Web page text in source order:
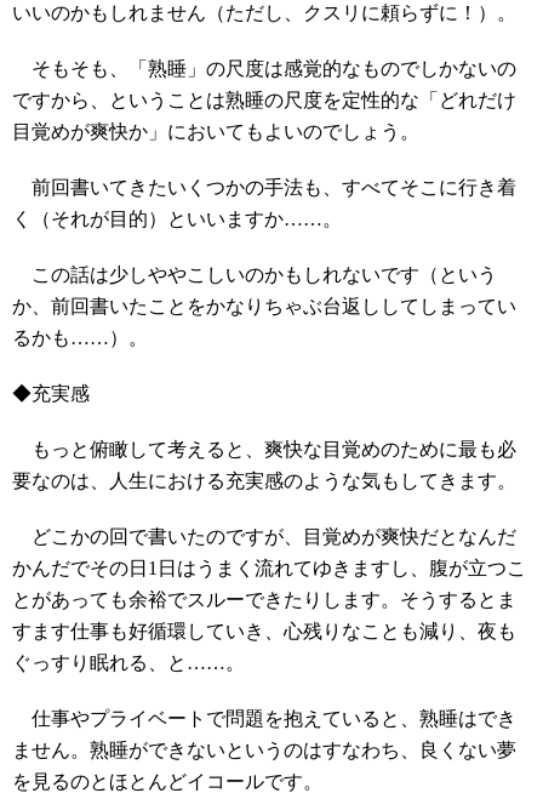
いいのかもしれません（ただし、クスリに頼らずに！）。
そもそも、「熟睡」の尺度は感覚的なものでしかないの
ですから、ということは熟睡の尺度を定性的な「どれだけ
目覚めが爽快か」においてもよいのでしょう。
前回書いてきたいくつかの手法も、すべてそこに行き着
く（それが目的）といいますか……。
この話は少しややこしいのかもしれないです（という
か、前回書いたことをかなりちゃぶ台返ししてしまってい
るかも……）。
◆充実感
もっと俯瞰して考えると、爽快な目覚めのために最も必
要なのは、人生における充実感のような気もしてきます。
どこかの回で書いたのですが、目覚めが爽快だとなんだ
かんだでその日1日はうまく流れてゆきますし、腹が立つこ
とがあっても余裕でスルーできたりします。そうするとま
すます仕事も好循環していき、心残りなことも減り、夜も
ぐっすり眠れる、と……。
仕事やプライベートで問題を抱えていると、熟睡はでき
ません。熟睡ができないというのはすなわち、良くない夢
を見るのとほとんどイコールです。